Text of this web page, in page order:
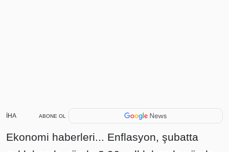
İHA ABONE OL
Ekonomi haberleri... Enflasyon, şubatta